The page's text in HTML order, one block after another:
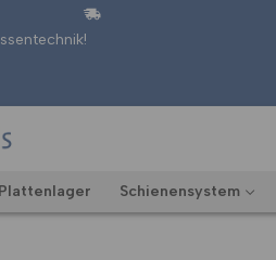
Plattenlager Schienensystem